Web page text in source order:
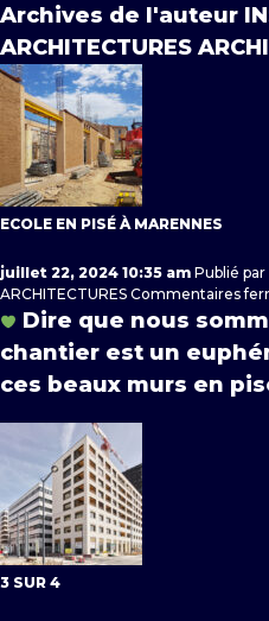
Archives de l'auteur
ARCHITECTURES
ECOLE EN PISÉ À MARENNES
juillet 22, 2024 10:35 am Publié par
ARCHITECTURES Commentaires
Dire que nous
chantier est un
ces beaux murs en
3 SUR 4